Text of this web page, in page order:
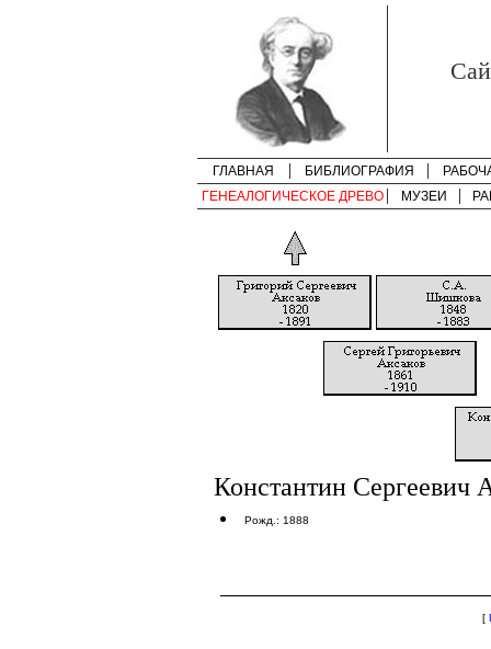
ГЛАВНАЯ БИБЛИОГРАФИЯ
ГЕНЕАЛОГИЧЕСКОЕ ДРЕВО
МУЗЕИ
Константин Сергеевич
Рожд.: 1888
[